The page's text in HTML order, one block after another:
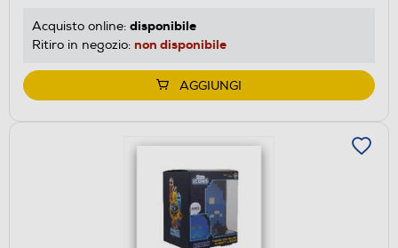
Acquisto online: disponibile
Ritiro in negozio: non disponibile
AGGIUNGI